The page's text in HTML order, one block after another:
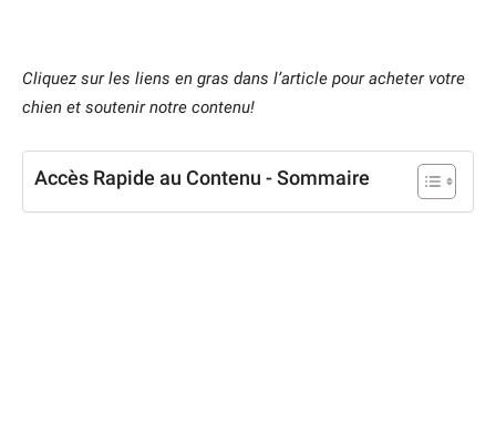
Cliquez sur les liens en gras dans l’article pour acheter votre
chien et soutenir notre contenu!
Accès Rapide au Contenu - Sommaire